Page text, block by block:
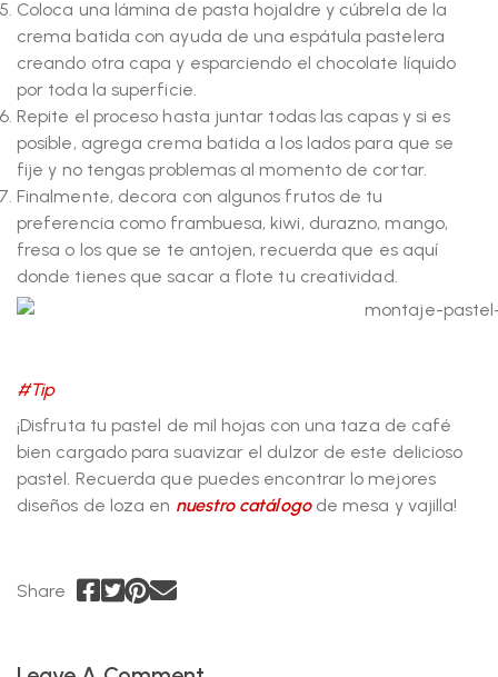
Coloca una lámina de pasta hojaldre y cúbrela de la
crema batida con ayuda de una espátula pastelera
creando otra capa y esparciendo el chocolate líquido
por toda la superficie.
Repite el proceso hasta juntar todas las capas y si es
posible, agrega crema batida a los lados para que se
fije y no tengas problemas al momento de cortar.
Finalmente, decora con algunos frutos de tu
preferencia como frambuesa, kiwi, durazno, mango,
fresa o los que se te antojen, recuerda que es aquí
donde tienes que sacar a flote tu creatividad.
#Tip
¡Disfruta tu pastel de mil hojas con una taza de café
bien cargado para suavizar el dulzor de este delicioso
pastel. Recuerda que puedes encontrar lo mejores
diseños de loza en nuestro catálogode mesa y vajilla!
Share